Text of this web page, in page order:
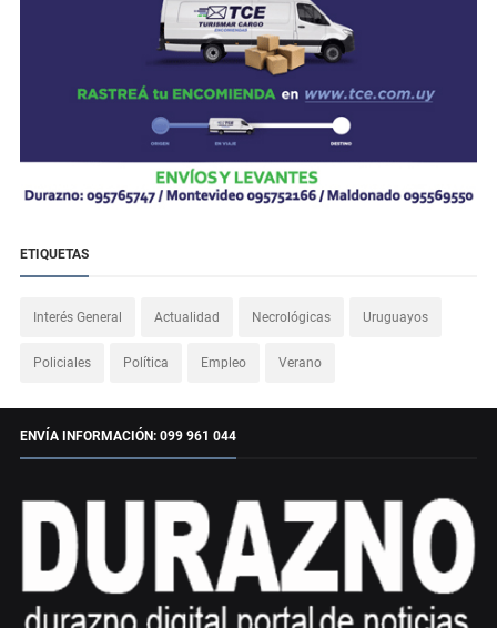
ETIQUETAS
Interés General Actualidad Necrológicas Uruguayos
Policiales Política Empleo Verano
ENVÍA INFORMACIÓN: 099 961 044